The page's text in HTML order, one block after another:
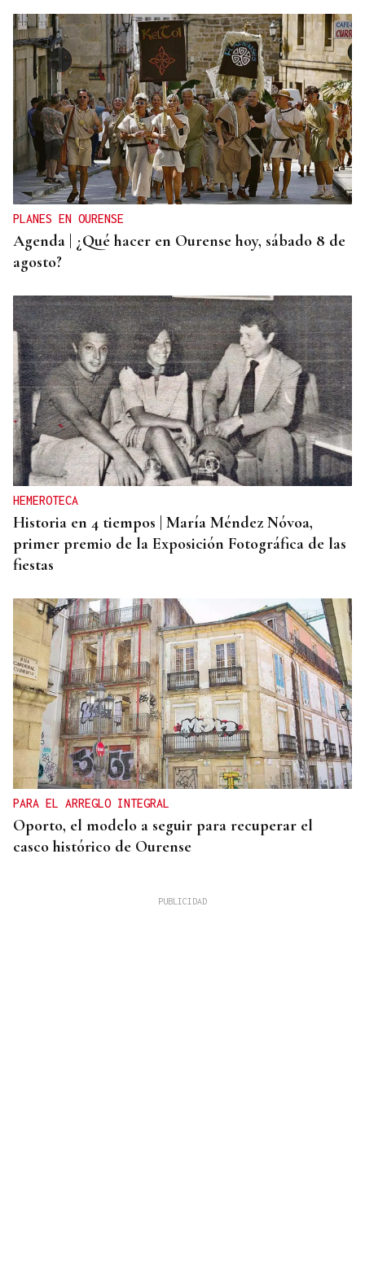
CANEDO
Un herido en la colisión entre dos coches en la
entrada a las termas de Outariz
PLANES EN OURENSE
Agenda | ¿Qué hacer en Ourense hoy, sábado 8 de
agosto?
HEMEROTECA
Historia en 4 tiempos | María Méndez Nóvoa,
primer premio de la Exposición Fotográfica de las
fiestas
PARA EL ARREGLO INTEGRAL
Oporto, el modelo a seguir para recuperar el
casco histórico de Ourense